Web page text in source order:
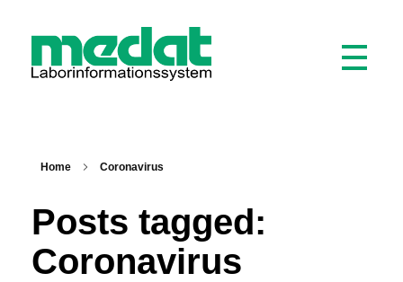
Home Coronavirus
Posts tagged:
Coronavirus